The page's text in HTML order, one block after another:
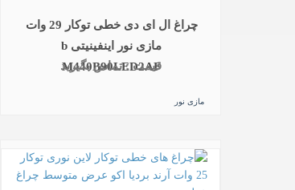
چراغ ال ای دی خطی توکار 29 وات
مازی نور اینفینیتی b
M440B90LED2AF
قیمت : تماس بگیرید
مازی نور